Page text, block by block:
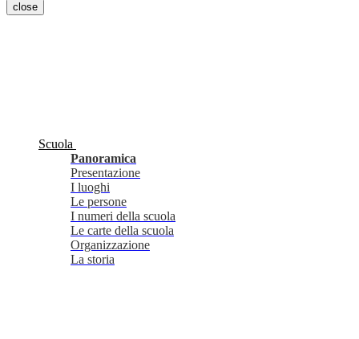
close
Scuola
Panoramica
Presentazione
I luoghi
Le persone
I numeri della scuola
Le carte della scuola
Organizzazione
La storia